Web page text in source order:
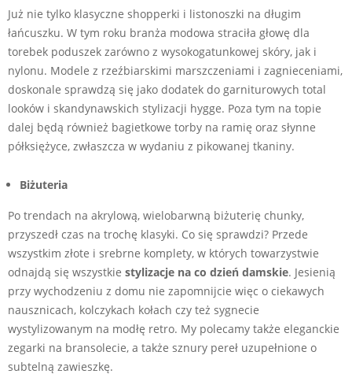
Już nie tylko klasyczne shopperki i listonoszki na długim
łańcuszku. W tym roku branża modowa straciła głowę dla
torebek poduszek zarówno z wysokogatunkowej skóry, jak i
nylonu. Modele z rzeźbiarskimi marszczeniami i zagnieceniami,
doskonale sprawdzą się jako dodatek do garniturowych total
looków i skandynawskich stylizacji hygge. Poza tym na topie
dalej będą również bagietkowe torby na ramię oraz słynne
półksiężyce, zwłaszcza w wydaniu z pikowanej tkaniny.
Biżuteria
Po trendach na akrylową, wielobarwną biżuterię chunky,
przyszedł czas na trochę klasyki. Co się sprawdzi? Przede
wszystkim złote i srebrne komplety, w których towarzystwie
odnajdą się wszystkie stylizacje na co dzień damskie. Jesienią
przy wychodzeniu z domu nie zapomnijcie więc o ciekawych
nausznicach, kolczykach kołach czy też sygnecie
wystylizowanym na modłę retro. My polecamy także eleganckie
zegarki na bransolecie, a także sznury pereł uzupełnione o
subtelną zawieszkę.